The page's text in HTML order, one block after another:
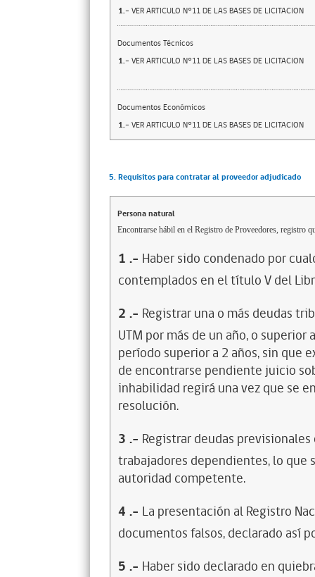
1.- VER ARTICULO N°11 DE LAS BASES DE LICITACION
Documentos Técnicos
1.- VER ARTICULO N°11 DE LAS BASES DE LICITACION
Documentos Económicos
1.- VER ARTICULO N°11 DE LAS BASES DE LICITACION
5. Requisitos para contratar al proveedor adjudicado
Persona natural
Encontrarse hábil en el Registro de Proveedores, registro
1 .- Haber sido condenado por
contemplados en el título V del
2 .- Registrar una o más deudas
UTM por más de un año, o
período superior a 2 años, sin que
de encontrarse pendiente juicio
inhabilidad regirá una vez que se
resolución.
3 .- Registrar deudas
trabajadores dependientes, lo
autoridad competente.
4 .- La presentación al Registro
documentos falsos, declarado así
5 .- Haber sido declarado en